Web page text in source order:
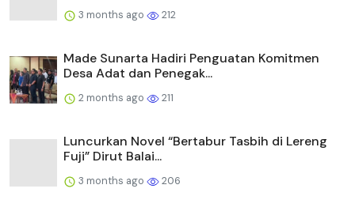
3 months ago 212
Made Sunarta Hadiri Penguatan Komitmen
Desa Adat dan Penegak...
2 months ago 211
Luncurkan Novel “Bertabur Tasbih di Lereng
Fuji” Dirut Balai...
3 months ago 206